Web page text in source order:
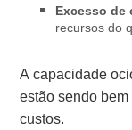
Excesso de
recursos do
A capacidade
estão sendo
custos.